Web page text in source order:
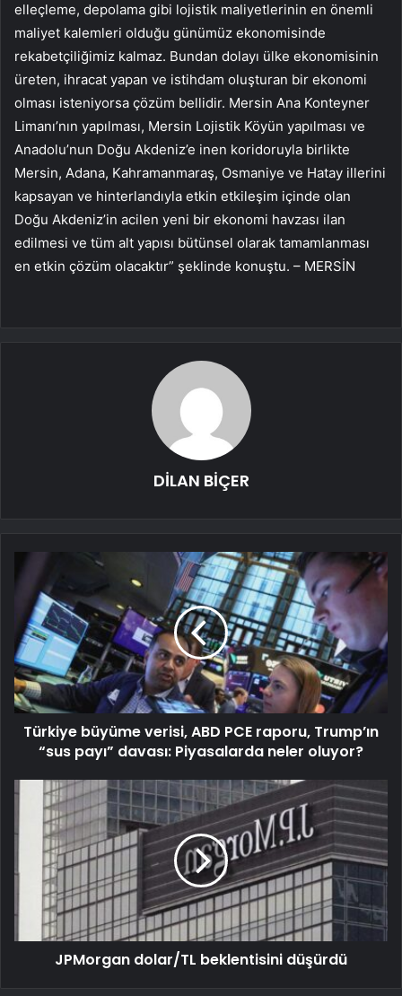
elleçleme, depolama gibi lojistik maliyetlerinin en önemli
maliyet kalemleri olduğu günümüz ekonomisinde
rekabetçiliğimiz kalmaz. Bundan dolayı ülke ekonomisinin
üreten, ihracat yapan ve istihdam oluşturan bir ekonomi
olması isteniyorsa çözüm bellidir. Mersin Ana Konteyner
Limanı’nın yapılması, Mersin Lojistik Köyün yapılması ve
Anadolu’nun Doğu Akdeniz’e inen koridoruyla birlikte
Mersin, Adana, Kahramanmaraş, Osmaniye ve Hatay illerini
kapsayan ve hinterlandıyla etkin etkileşim içinde olan
Doğu Akdeniz’in acilen yeni bir ekonomi havzası ilan
edilmesi ve tüm alt yapısı bütünsel olarak tamamlanması
en etkin çözüm olacaktır” şeklinde konuştu. – MERSİN
DİLAN BİÇER
Türkiye büyüme verisi, ABD PCE raporu, Trump’ın
“sus payı” davası: Piyasalarda neler oluyor?
JPMorgan dolar/TL beklentisini düşürdü